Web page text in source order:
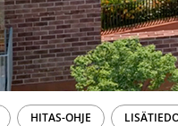
HITAS-OHJE